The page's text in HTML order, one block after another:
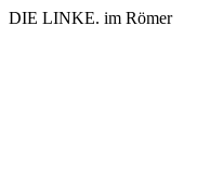
DIE LINKE. im Römer